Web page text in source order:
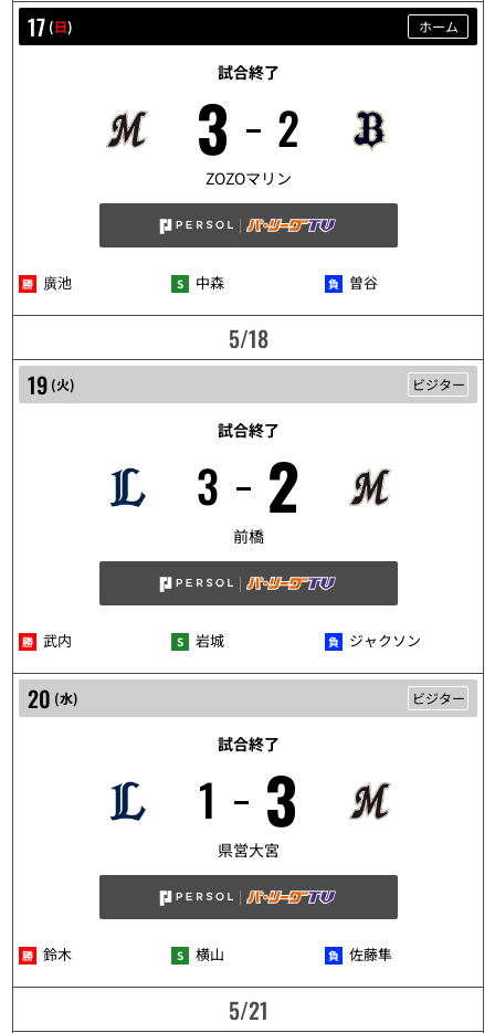
17 (日) ホーム
試合終了
3 2
ZOZOマリン
廣池 中森 曽谷
5/18
19 (火) ビジター
試合終了
3 2
前橋
武内 岩城 ジャクソン
5/20
20 (水) ビジター
試合終了
1 3
県営大宮
鈴木 横山 佐藤隼
5/21